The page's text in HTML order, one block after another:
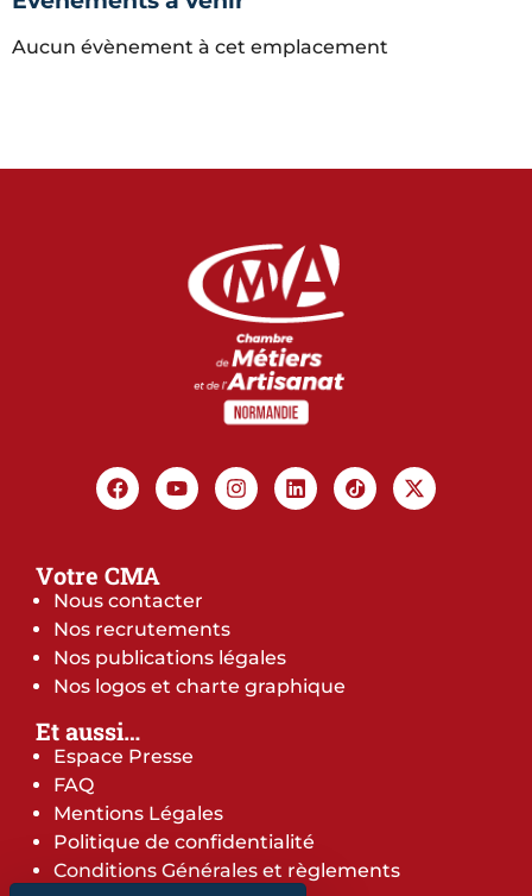
Aucun évènement à cet emplacement
Votre CMA
Nous contacter
Nos recrutements
Nos publications légales
Nos logos et charte graphique
Et aussi…
Espace Presse
FAQ
Mentions Légales
Politique de confidentialité
Conditions Générales et règlements